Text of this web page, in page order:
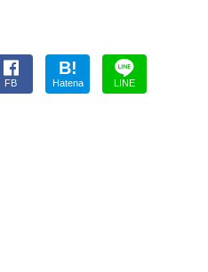
FB
B!
Hatena LINE